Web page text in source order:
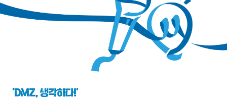
‘DMZ, 생각하다!’